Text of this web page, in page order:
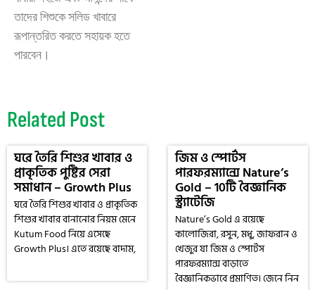
তাদের শিশুকে সলিড খাবারে
রূপান্তরিত করতে সহায়ক হতে
পারবেন।
Related Post
ঘরে তৈরি শিশুর খাবার ও
প্রাকৃতিক পুষ্টির সেরা
সমাধান – Growth Plus
ঘরে তৈরি শিশুর খাবার ও প্রাকৃতিক
শিশুর খাবার বানানোর নিয়ম মেনে
Kutum Food নিয়ে এসেছে
Growth Plus। এতে রয়েছে বাদাম,
জিম ও স্পোর্টস
পারফরম্যান্সে Nature’s
Gold – 10টি বৈজ্ঞানিক
স্ট্র্যাটেজি
Nature’s Gold এ রয়েছে
কালোজিরা, রসুন, মধু, জাফরান ও
খেজুর যা জিম ও স্পোর্টস
পারফরম্যান্স বাড়াতে
বৈজ্ঞানিকভাবে প্রমাণিত। জেনে নিন